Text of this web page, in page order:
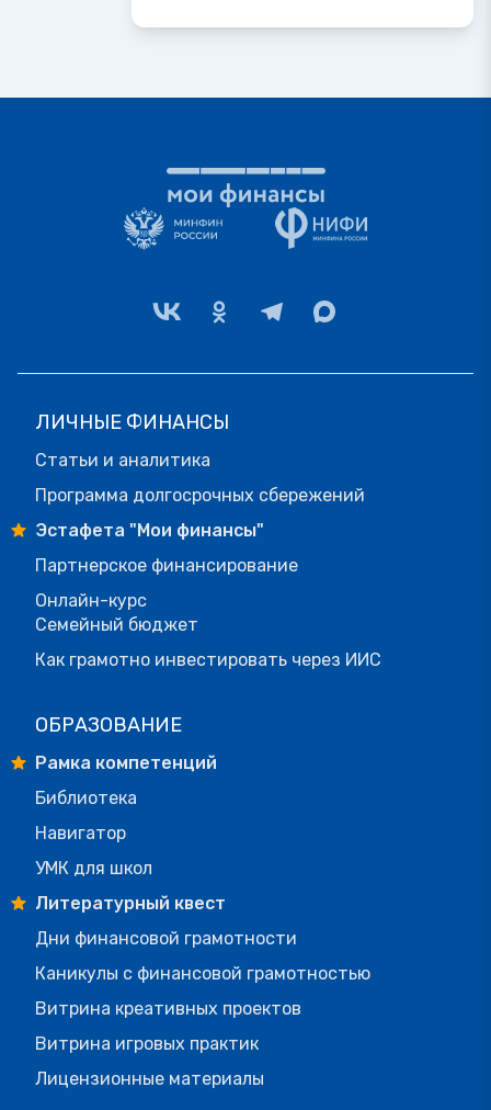
ЛИЧНЫЕ ФИНАНСЫ
Статьи и аналитика
Программа долгосрочных сбережений
Эстафета "Мои финансы"
Партнерское финансирование
Онлайн-курс
Семейный бюджет
Как грамотно инвестировать через ИИС
ОБРАЗОВАНИЕ
Рамка компетенций
Библиотека
Навигатор
УМК для школ
Литературный квест
Дни финансовой грамотности
Каникулы с финансовой грамотностью
Витрина креативных проектов
Витрина игровых практик
Лицензионные материалы